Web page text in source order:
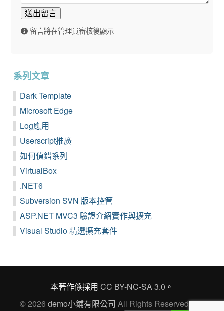
送出留言
留言將在管理員審核後顯示
系列文章
Dark Template
Microsoft Edge
Log應用
Userscript推廣
如何偵錯系列
VirtualBox
.NET6
Subversion SVN 版本控管
ASP.NET MVC3 驗證介紹實作與擴充
Visual Studio 精選擴充套件
本著作係採用 CC BY-NC-SA 3.0 。
© 2026 demo小鋪有限公司 All Rights Reserved Ver.